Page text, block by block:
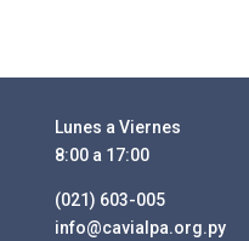
Lunes a Viernes
8:00 a 17:00
(021) 603-005
info@cavialpa.org.py